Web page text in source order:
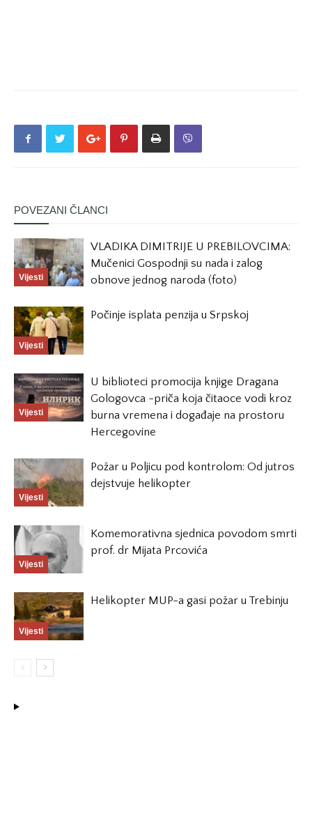
POVEZANI ČLANCI
Vijesti
VLADIKA DIMITRIJE U PREBILOVCIMA:
Mučenici Gospodnji su nada i zalog
obnove jednog naroda (foto)
Vijesti
Počinje isplata penzija u Srpskoj
Vijesti
U biblioteci promocija knjige Dragana
Gologovca -priča koja čitaoce vodi kroz
burna vremena i događaje na prostoru
Hercegovine
Vijesti
Požar u Poljicu pod kontrolom: Od jutros
dejstvuje helikopter
Vijesti
Komemorativna sjednica povodom smrti
prof. dr Mijata Prcovića
Vijesti
Helikopter MUP-a gasi požar u Trebinju